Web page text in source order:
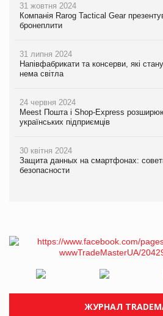
31 жовтня 2024
Компанія Rarog Tactical Gear
бронеплити
31 липня 2024
Напівфабрикати та консерви, які
нема світла
24 червня 2024
Meest Пошта і Shop-Express
українських підприємців
30 квітня 2024
Защита данных на смартфонах:
безопасности
ЖУРНАЛ